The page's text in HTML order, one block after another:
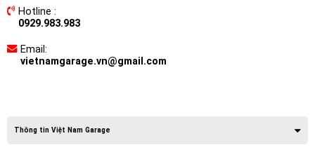
Hotline :
0929.983.983
Email:
vietnamgarage.vn@gmail.com
Thông tin Việt Nam Garage